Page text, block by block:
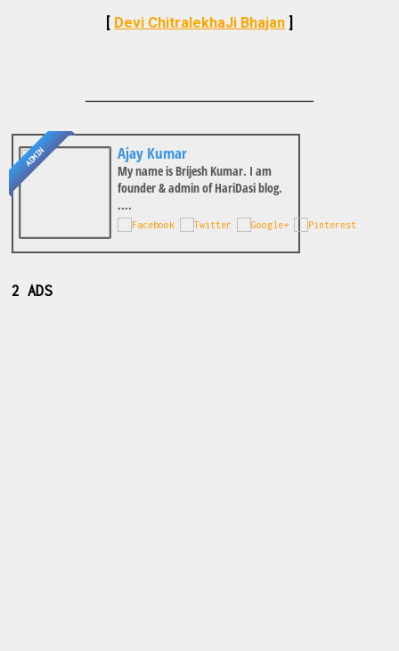
[ Devi ChitralekhaJi Bhajan]
ADMIN Ajay Kumar
My name is Brijesh Kumar. I am
founder & admin of HariDasi blog.
....
2 ADS